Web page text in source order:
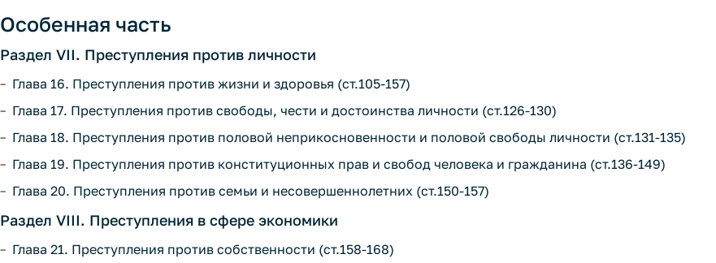
Особенная часть
Раздел VII. Преступления против личности
Глава 16. Преступления против жизни и здоровья (ст.105-157)
Глава 17. Преступления против свободы, чести и достоинства личности (ст.126-130)
Глава 18. Преступления против половой неприкосновенности и половой свободы личности (ст.131-135)
Глава 19. Преступления против конституционных прав и свобод человека и гражданина (ст.136-149)
Глава 20. Преступления против семьи и несовершеннолетних (ст.150-157)
Раздел VIII. Преступления в сфере экономики
Глава 21. Преступления против собственности (ст.158-168)